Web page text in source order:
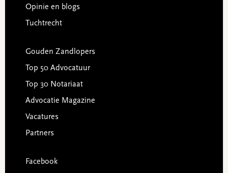
Opinie en blogs
Tuchtrecht
Gouden Zandlopers
Top 50 Advocatuur
Top 30 Notariaat
Advocatie Magazine
Vacatures
Partners
Facebook